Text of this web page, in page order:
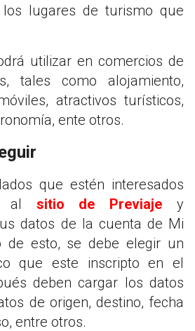
lugares de turismo que
utilizar en comercios de
tales como alojamiento,
atractivos turísticos,
ente otros.
que estén interesados
al sitio de Previaje y
datos de la cuenta de Mi
de esto, se debe elegir un
que este inscripto en el
deben cargar los datos
de origen, destino, fecha
entre otros.